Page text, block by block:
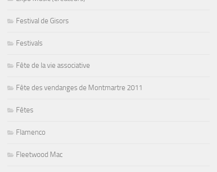
Festival de Gisors
Festivals
Fête de la vie associative
Fête des vendanges de Montmartre 2011
Fêtes
Flamenco
Fleetwood Mac